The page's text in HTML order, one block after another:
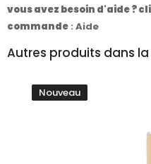
vous avez besoin d'aide ?
commande : Aide
Autres produits dans
Nouveau